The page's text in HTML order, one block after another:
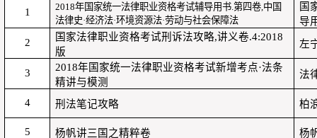
1 2018年国家统一法律职业资格考试辅导用书.第四卷,中国
法律史·经济法·环境资源法·劳动与社会保障法
国
导
2
国家法律职业资格考试刑诉法攻略,讲义卷.4:2018
版
左
3 2018年国家统一法律职业资格考试新增考点·法条
精讲与模测
法
4 刑法笔记攻略 柏
5 杨帆讲三国之精粹卷 杨